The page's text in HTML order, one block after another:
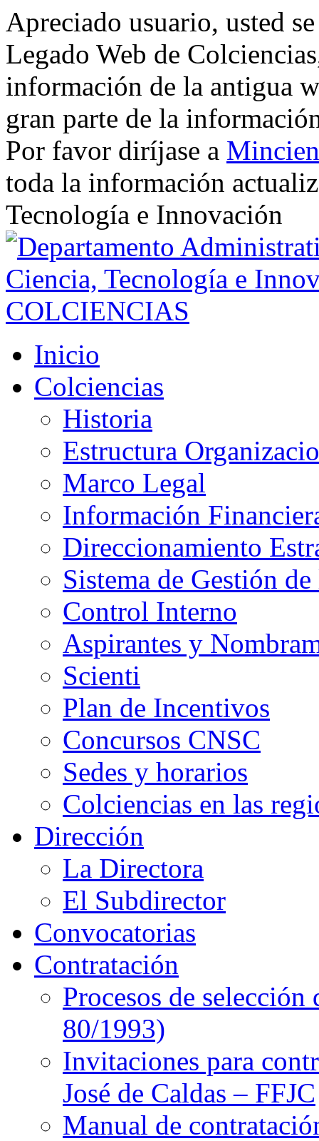
Apreciado usuario, usted
Legado Web de
información de la antigua
gran parte de la
Por favor diríjase a
toda la información
Tecnología e Innovación
Inicio
Colciencias
Historia
Estructura
Marco Legal
Información
Direccionamiento
Sistema de Gestión
Control Interno
Aspirantes y
Scienti
Plan de Incentivos
Concursos CNSC
Sedes y horarios
Colciencias en las
Dirección
La Directora
El Subdirector
Convocatorias
Contratación
Procesos de
80/1993)
Invitaciones para
José de Caldas – FFJC
Manual de